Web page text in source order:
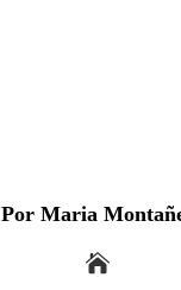
Por Maria